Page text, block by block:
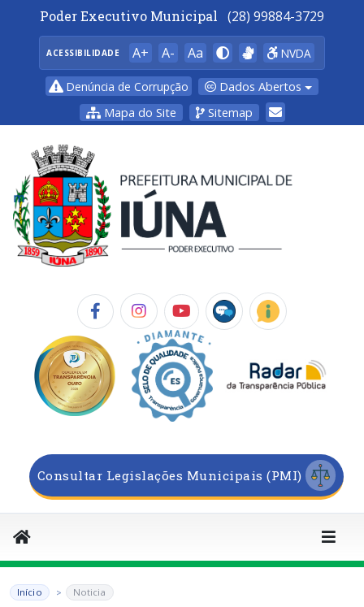
Poder Executivo Municipal (28) 99884-3729
ACESSIBILIDADE A+ A- Aa NVDA
Denúncia de Corrupção
Dados Abertos
Mapa do Site
Sitemap
Consultar Legislações Municipais (PMI)
Início Noticia